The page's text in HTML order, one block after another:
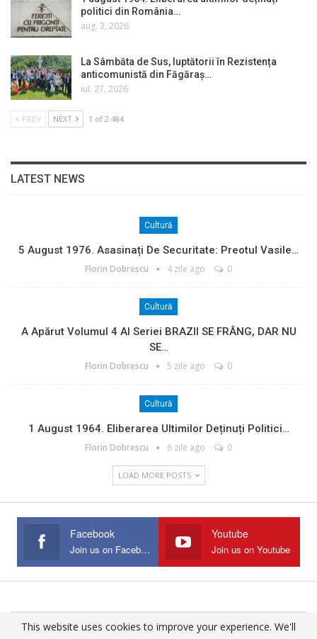
politici din România…
aug. 3, 2026
La Sâmbăta de Sus, luptătorii în Rezistența
anticomunistă din Făgăraș…
iul. 27, 2026
PREV NEXT 1 of 2.484
LATEST NEWS
Cultură
5 August 1976. Asasinați De Securitate: Preotul Vasile…
Florin Dobrescu 4 zile ago 0
Cultură
A Apărut Volumul 4 Al Seriei BRAZII SE FRÂNG, DAR NU
SE…
Florin Dobrescu 5 zile ago 0
Cultură
1 August 1964. Eliberarea Ultimilor Deținuți Politici…
Florin Dobrescu 6 zile ago 0
LOAD MORE POSTS
Facebook
Join us on Facebook
Youtube
Join us on Youtube
© 2025 - All Rights Reserved.
This website uses cookies to improve your experience. We'll